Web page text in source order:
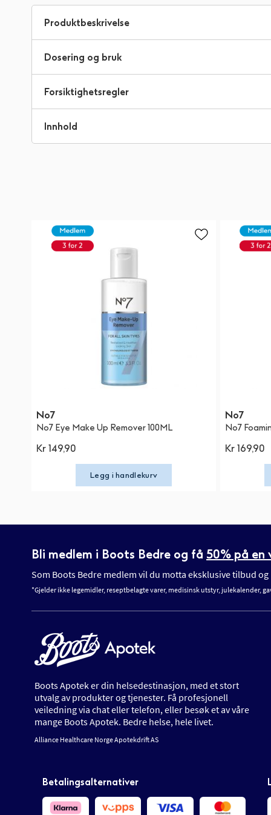
begynnelsen
Produktbeskrivelse
Dosering og bruk
Forsiktighetsregler
Innhold
No7
No7 Eye Make Up Remover 100ML
Kr 149,90
Legg i handlekurv
No7
No7
Kr 169,90
Bli medlem i Boots Bedre og få 50% på en
Som Boots Bedre medlem vil du motta eksklusive tilbud
*Gjelder ikke legemidler, reseptbelagte varer, medisinsk utstyr, julekalender,
Boots Apotek er din helsedestinasjon, med et stort
utvalg av produkter og tjenester. Få profesjonell
veiledning via chat eller telefon, eller besøk et av våre
mange Boots Apotek. Bedre helse, hele livet.
Alliance Healthcare Norge Apotekdrift AS
Betalingsalternativer